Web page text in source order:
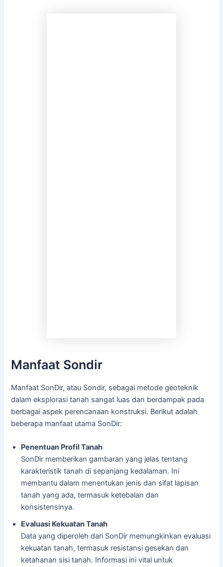
Manfaat Sondir
Manfaat SonDir, atau Sondir, sebagai metode geoteknik
dalam eksplorasi tanah sangat luas dan berdampak pada
berbagai aspek perencanaan konstruksi. Berikut adalah
beberapa manfaat utama SonDir:
Penentuan Profil Tanah
SonDir memberikan gambaran yang jelas tentang
karakteristik tanah di sepanjang kedalaman. Ini
membantu dalam menentukan jenis dan sifat lapisan
tanah yang ada, termasuk ketebalan dan
konsistensinya.
Evaluasi Kekuatan Tanah
Data yang diperoleh dari SonDir memungkinkan evaluasi
kekuatan tanah, termasuk resistansi gesekan dan
ketahanan sisi tanah. Informasi ini vital untuk